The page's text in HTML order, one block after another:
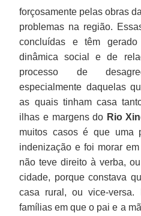
forçosamente pelas obras
problemas na região.
concluídas e têm
dinâmica social e de
processo de
especialmente daquelas
as quais tinham casa
ilhas e margens do Rio
muitos casos é que uma
indenização e foi morar
não teve direito à verba,
cidade, porque constava
casa rural, ou vice-versa.
famílias em que o pai e a